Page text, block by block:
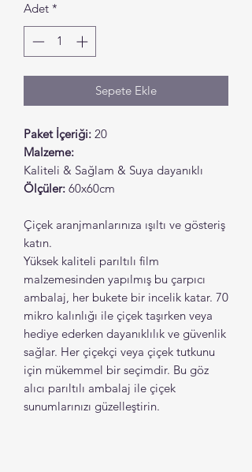
Adet *
Sepete Ekle
Paket İçeriği: 20
Malzeme:
Kaliteli & Sağlam & Suya dayanıklı
Ölçüler: 60x60cm
Çiçek aranjmanlarınıza ışıltı ve gösteriş
katın.
Yüksek kaliteli parıltılı film
malzemesinden yapılmış bu çarpıcı
ambalaj, her bukete bir incelik katar. 70
mikro kalınlığı ile çiçek taşırken veya
hediye ederken dayanıklılık ve güvenlik
sağlar. Her çiçekçi veya çiçek tutkunu
için mükemmel bir seçimdir. Bu göz
alıcı parıltılı ambalaj ile çiçek
sunumlarınızı güzelleştirin.